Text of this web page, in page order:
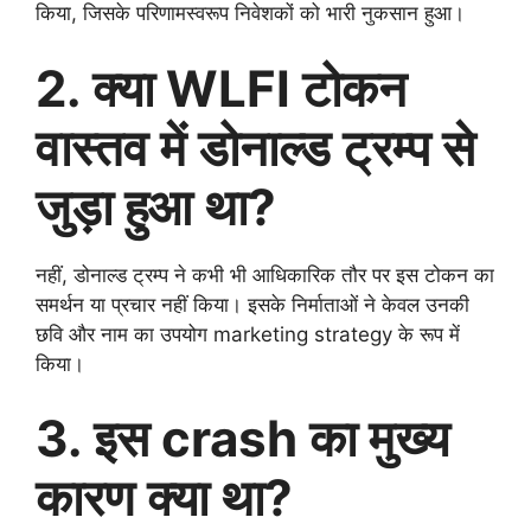
किया, जिसके परिणामस्वरूप निवेशकों को भारी नुकसान हुआ।
2. क्या WLFI टोकन
वास्तव में डोनाल्ड ट्रम्प से
जुड़ा हुआ था?
नहीं, डोनाल्ड ट्रम्प ने कभी भी आधिकारिक तौर पर इस टोकन का
समर्थन या प्रचार नहीं किया। इसके निर्माताओं ने केवल उनकी
छवि और नाम का उपयोग marketing strategy के रूप में
किया।
3. इस crash का मुख्य
कारण क्या था?